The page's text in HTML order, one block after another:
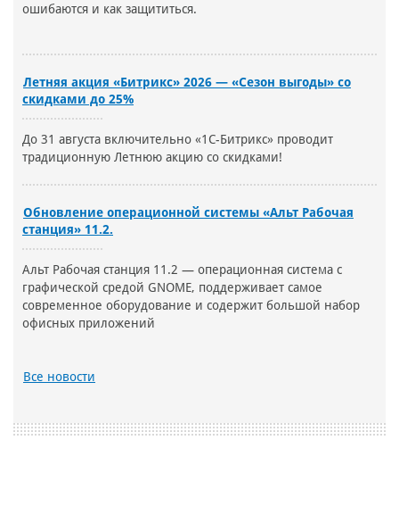
ошибаются и как защититься.
Летняя акция «Битрикс» 2026 — «Сезон выгоды» со
скидками до 25%
До 31 августа включительно «1С-Битрикс» проводит
традиционную Летнюю акцию со скидками!
Обновление операционной системы «Альт Рабочая
станция» 11.2.
Альт Рабочая станция 11.2 — операционная система с
графической средой GNOME, поддерживает самое
современное оборудование и содержит большой набор
офисных приложений
Все новости